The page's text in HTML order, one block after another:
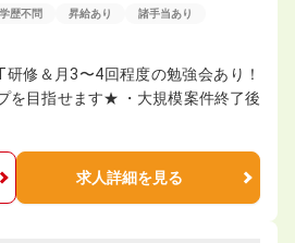
学歴不問 昇給あり 諸手当あり
研修＆月3〜4回程度の勉強会あり！
を目指せます★ ・大規模案件終了後
求人詳細を見る